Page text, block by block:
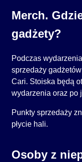
Merch.
gadżety?
Podczas
sprzedaży
Cari. Stoiska będą
wydarzenia oraz po
Punkty sprzedaży
płycie hali.
Osoby z